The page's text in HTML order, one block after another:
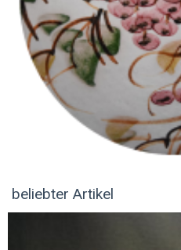
beliebter Artikel